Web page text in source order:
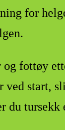
for
fottøy
ved start,
du